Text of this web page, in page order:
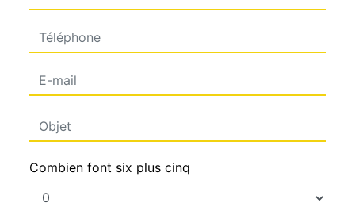
Combien font six plus cinq